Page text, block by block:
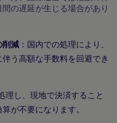
の遅延が生じる場合があり
削減 ：国内での処理により、
う高額な手数料を回避でき
理し、現地で決済すること
が不要になります。